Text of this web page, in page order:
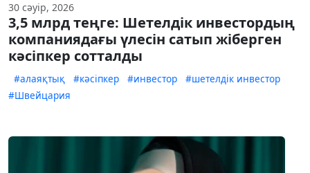
30 сәуір, 2026
3,5 млрд теңге: Шетелдік инвестордың
компаниядағы үлесін сатып жіберген
кәсіпкер сотталды
#алаяқтық #кәсіпкер #инвестор
#шетелдік инвестор
#Швейцария